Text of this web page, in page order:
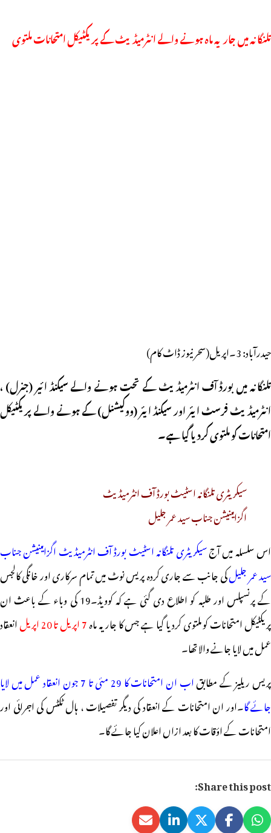
تلنگانہ میں جاریہ ماہ ہونے والے انٹرمیڈیٹ کے پریکٹیکل امتحانات ملتوی
حیدرآباد: 3۔اپریل(سحر نیوز ڈاٹ کام)
تلنگانہ میں بورڈ آف انٹرمیڈیٹ کے تحت ہونے والے سیکنڈ ائیر (جنرل) ،
انٹرمیڈیٹ فرسٹ ایئر اور سیکنڈ ایئر (ووکیشنل) کے ہونے والے پریکٹیکل
امتحانات کو ملتوی کردیا گیا ہے۔
سیکریٹری تلنگانہ اسٹیٹ بورڈ آف انٹرمیڈیٹ
اگزامینیشن جناب سید عمر جلیل
اس سلسلہ میں آجسیکریٹری تلنگانہ اسٹیٹ بورڈ آف انٹرمیڈیٹ اگزامینیشن جناب
سید عمر جلیلکی جانب سے جاری کردہ پریس نوٹ میں تمام سرکاری اور خانگی کالجس
کے پرنسپلس اور طلبہ کو اطلاع دی گئی ہے کہ کوویڈ۔19 کی وباء کے باعث ان
پریکٹیکل امتحانات کو ملتوی کردیا گیا ہے جس کا جاریہ ماہ7 اپریل تا 20 اپریل
انعقاد
عمل میں لایا جانے والا تھا۔
پریس ریلیز کے مطابق
اب ان امتحانات کا 29 مئی تا 7 جون انعقاد عمل میں لایا
جائے گا۔اور ان امتحانات کے انعقاد کی دیگر تفصیلات ، ہال ٹکٹس کی اجرائی اور
امتحانات کے اؤقات کا بعد ازاں اعلان کیا جائے گا۔
Share this post: